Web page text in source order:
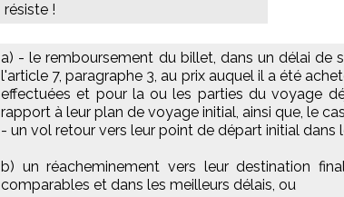
résiste !
a) - le remboursement du billet, dans un délai de
l'article 7, paragraphe 3, au prix auquel il a été
effectuées et pour la ou les parties du voyage
rapport à leur plan de voyage initial, ainsi que, le
- un vol retour vers leur point de départ initial dans
b) un réacheminement vers leur destination
comparables et dans les meilleurs délais, ou